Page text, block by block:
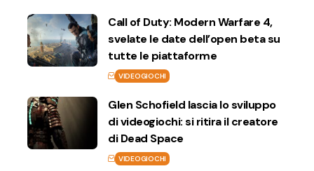
Call of Duty: Modern Warfare 4,
svelate le date dell’open beta su
tutte le piattaforme
VIDEOGIOCHI
Glen Schofield lascia lo sviluppo
di videogiochi: si ritira il creatore
di Dead Space
VIDEOGIOCHI